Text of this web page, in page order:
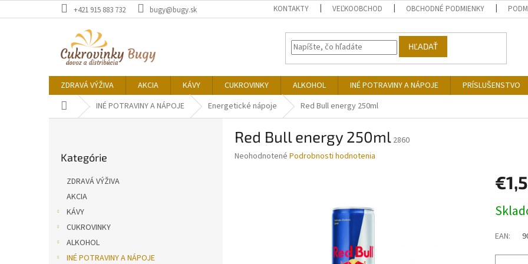
na
+421 915 883 732 bugy@bugy.sk KONTAKTY VEĽKOOBCHOD OBCHODNÉ PODMIENKY
HĽADAŤ
ZDRAVÁ VÝŽIVA AKCIA KÁVY CUKROVINKY ALKOHOL INÉ POTRAVINY A NÁPOJE PRÍSLUŠENSTVO
DomovINÉ POTRAVINY A NÁPOJE Energetické nápoje Red Bull energy 250ml
kategórie
Kategórie
ZDRAVÁ VÝŽIVA
AKCIA
KÁVY
CUKROVINKY
ALKOHOL
INÉ POTRAVINY A NÁPOJE
Red Bull energy 250ml 2860
Priemerné
Neohodnotené Podrobnosti hodnotenia
cena:
EAN: